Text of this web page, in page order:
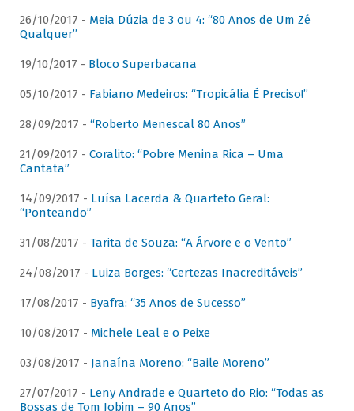
26/10/2017 - Meia Dúzia de 3 ou 4: “80 Anos de Um Zé
Qualquer”
19/10/2017 - Bloco Superbacana
05/10/2017 - Fabiano Medeiros: “Tropicália É Preciso!”
28/09/2017 - “Roberto Menescal 80 Anos”
21/09/2017 - Coralito: “Pobre Menina Rica – Uma
Cantata”
14/09/2017 - Luísa Lacerda & Quarteto Geral:
“Ponteando”
31/08/2017 - Tarita de Souza: “A Árvore e o Vento”
24/08/2017 - Luiza Borges: “Certezas Inacreditáveis”
17/08/2017 - Byafra: “35 Anos de Sucesso”
10/08/2017 - Michele Leal e o Peixe
03/08/2017 - Janaína Moreno: “Baile Moreno”
27/07/2017 - Leny Andrade e Quarteto do Rio: “Todas as
Bossas de Tom Jobim – 90 Anos”